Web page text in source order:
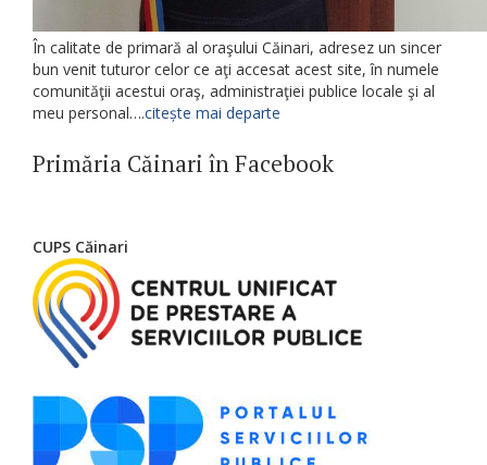
În calitate de primară al oraşului Căinari, adresez un sincer
bun venit tuturor celor ce aţi accesat acest site, în numele
comunităţii acestui oraş, administraţiei publice locale şi al
meu personal….citește mai departe
Primăria Căinari în Facebook
CUPS Căinari